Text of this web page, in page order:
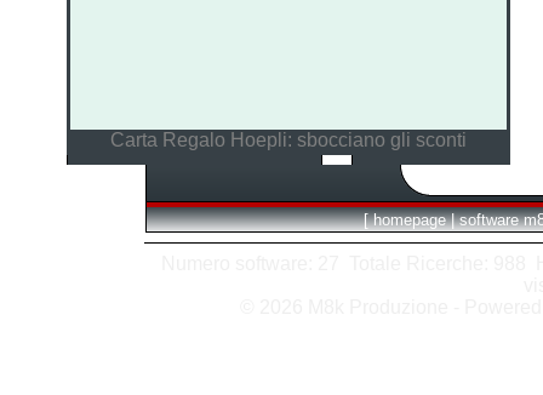
Carta Regalo Hoepli: sbocciano gli sconti
[ homepage | software